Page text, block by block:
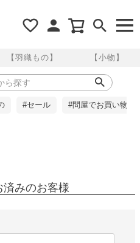
【羽織もの】 【小物】
#セール #問屋でお買い物
みのお客様